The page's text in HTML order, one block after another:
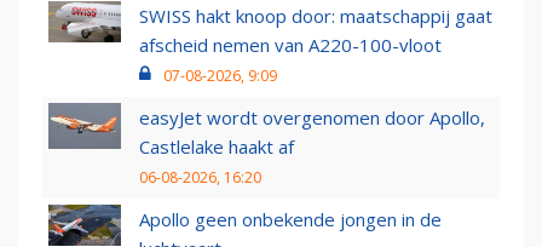
SWISS hakt knoop door: maatschappij gaat
afscheid nemen van A220-100-vloot
07-08-2026, 9:09
easyJet wordt overgenomen door Apollo,
Castlelake haakt af
06-08-2026, 16:20
Apollo geen onbekende jongen in de